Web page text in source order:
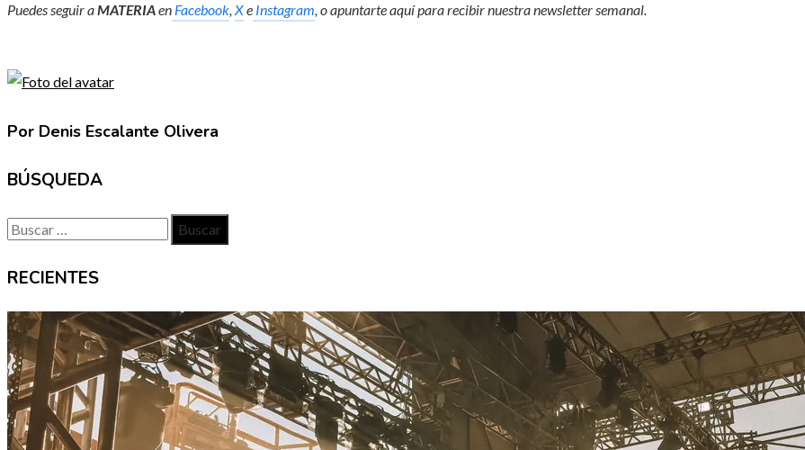
Puedes seguir aMATERIAen Facebook, Xe Instagram, o apuntarte aquí para recibirnuestra newsletter semanal.
Por Denis Escalante Olivera
BÚSQUEDA
Buscar:
RECIENTES